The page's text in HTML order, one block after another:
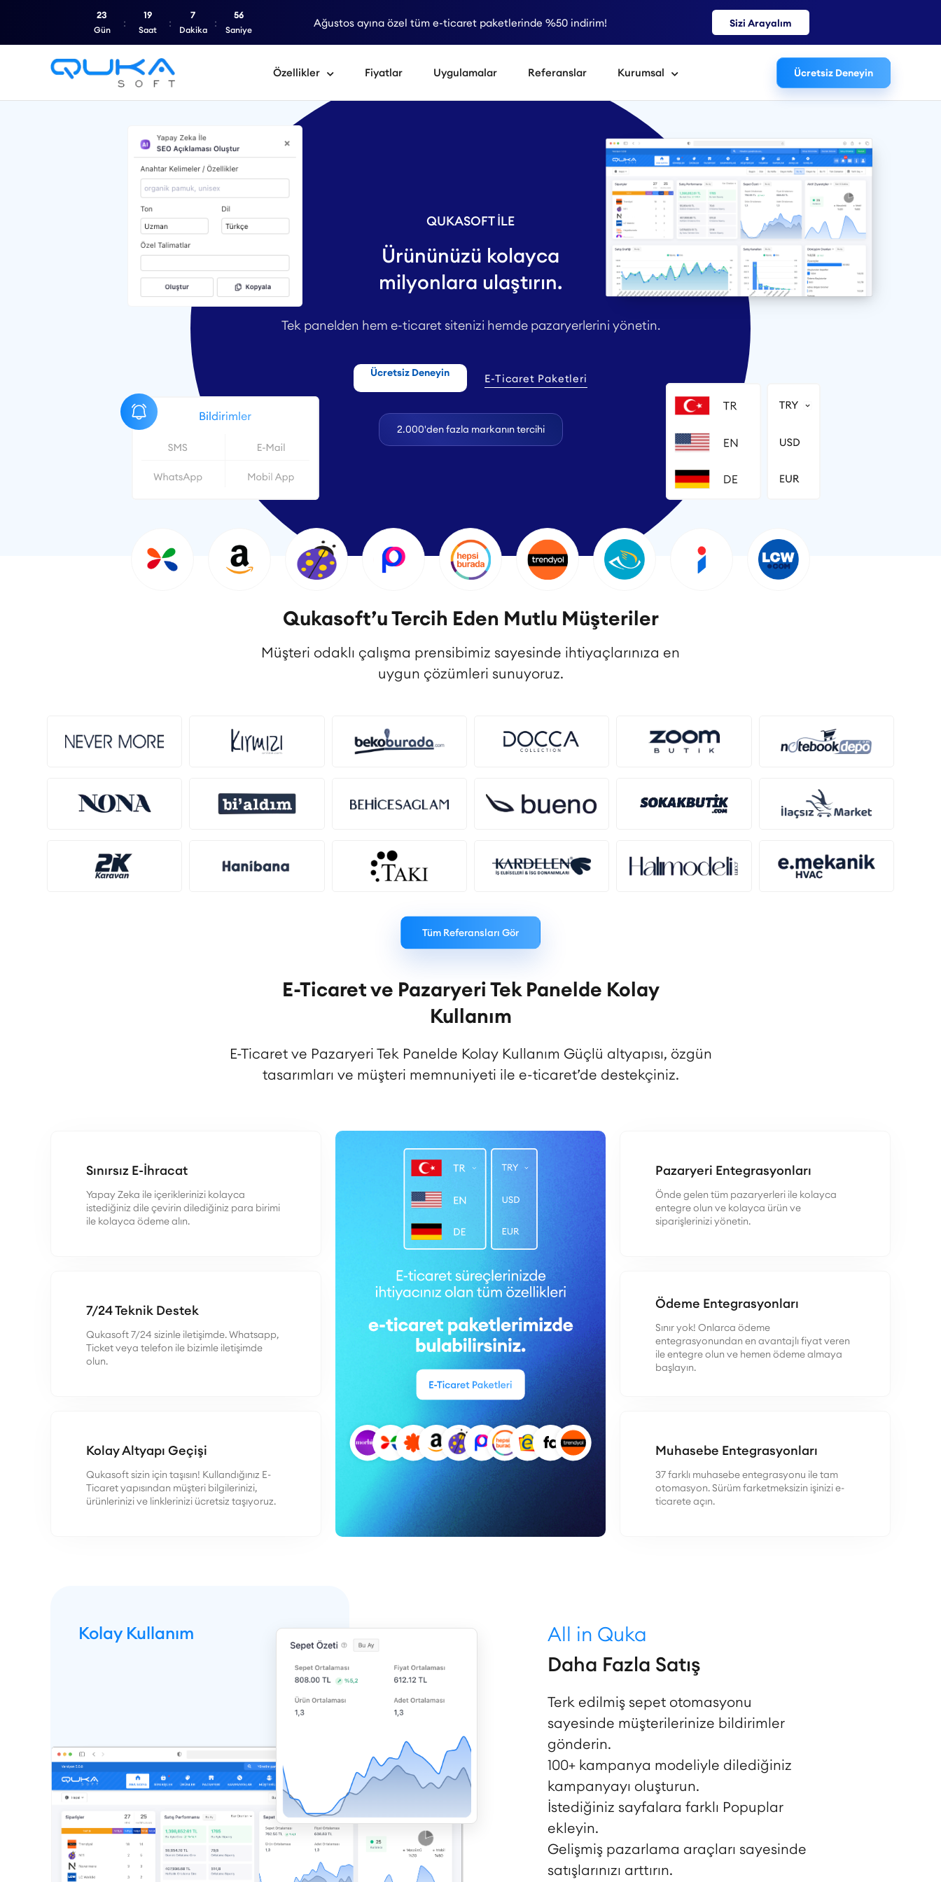
Ağustos ayına özel tüm e-ticaret paketlerinde %50 indirim! Sizi Arayalım
23
Gün
19
Saat
7
Dakika
55
Saniye
Özellikler Fiyatlar Uygulamalar Referanslar Kurumsal Ücretsiz Deneyin
QUKASOFT İLE
Ürününüzü kolayca
milyonlara ulaştırın.
Tek panelden hem e-ticaret sitenizi hemde pazaryerlerini yönetin.
Ücretsiz Deneyin E-Ticaret Paketleri
2.000'den fazla markanın tercihi
Qukasoft’u Tercih Eden Mutlu Müşteriler
Müşteri odaklı çalışma prensibimiz sayesinde ihtiyaçlarınıza en
uygun çözümleri sunuyoruz.
Tüm Referansları Gör
E-Ticaret ve Pazaryeri Tek Panelde Kolay
Kullanım
E-Ticaret ve Pazaryeri Tek Panelde Kolay Kullanım Güçlü altyapısı, özgün
tasarımları ve müşteri memnuniyeti ile e-ticaret’de destekçiniz.
Sınırsız E-İhracat
Yapay Zeka ile içeriklerinizi kolayca
istediğiniz dile çevirin dilediğiniz para birimi
ile kolayca ödeme alın.
7/24 Teknik Destek
Qukasoft 7/24 sizinle iletişimde. Whatsapp,
Ticket veya telefon ile bizimle iletişimde
olun.
Kolay Altyapı Geçişi
Qukasoft sizin için taşısın! Kullandığınız E-
Ticaret yapısından müşteri bilgilerinizi,
ürünlerinizi ve linklerinizi ücretsiz taşıyoruz.
Pazaryeri Entegrasyonları
Önde gelen tüm pazaryerleri ile kolayca
entegre olun ve kolayca ürün ve
siparişlerinizi yönetin.
Ödeme Entegrasyonları
Sınır yok! Onlarca ödeme
entegrasyonundan en avantajlı fiyat veren
ile entegre olun ve hemen ödeme almaya
başlayın.
Muhasebe Entegrasyonları
37 farklı muhasebe entegrasyonu ile tam
otomasyon. Sürüm farketmeksizin işinizi e-
ticarete açın.
Kolay Kullanım
All in Quka
Daha Fazla Satış
Terk edilmiş sepet otomasyonu
sayesinde müşterilerinize bildirimler
gönderin.
100+ kampanya modeliyle dilediğiniz
kampanyayı oluşturun.
İstediğiniz sayfalara farklı Popuplar
ekleyin.
Gelişmiş pazarlama araçları sayesinde
satışlarınızı arttırın.